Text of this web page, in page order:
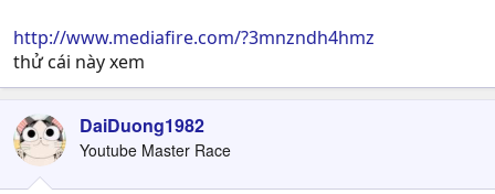
http://www.mediafire.com/?3mnzndh4hmz
thử cái này xem
DaiDuong1982
Youtube Master Race